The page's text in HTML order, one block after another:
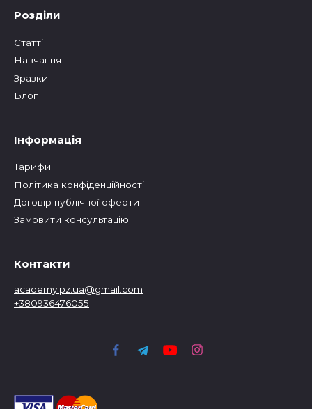
Розділи
Статтi
Навчання
Зразки
Блог
Інформація
Тарифи
Політика конфіденційності
Договір публічної оферти
Замовити консультацію
Контакти
academy.pz.ua@gmail.com
+380936476055